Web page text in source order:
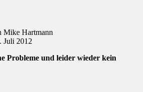
Mike Hartmann
Juli 2012
Probleme und leider wieder kein